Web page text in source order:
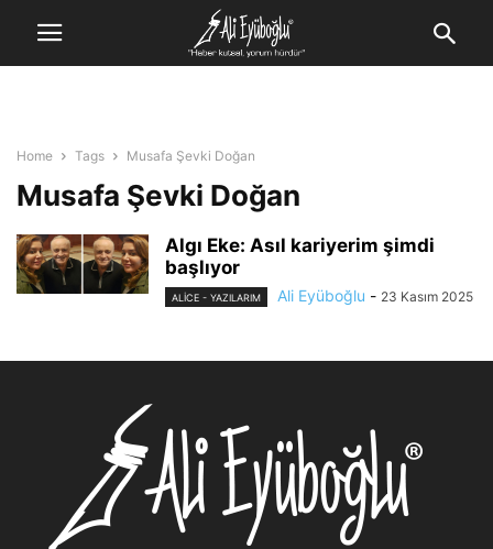
Home Tags Musafa Şevki Doğan
Musafa Şevki Doğan
Algı Eke: Asıl kariyerim şimdi
başlıyor
ALİCE - YAZILARIM Ali Eyüboğlu - 23 Kasım 2025